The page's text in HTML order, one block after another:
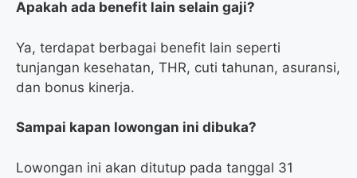
Apakah ada benefit lain selain gaji?
Ya, terdapat berbagai benefit lain seperti
tunjangan kesehatan, THR, cuti tahunan, asuransi,
dan bonus kinerja.
Sampai kapan lowongan ini dibuka?
Lowongan ini akan ditutup pada tanggal 31